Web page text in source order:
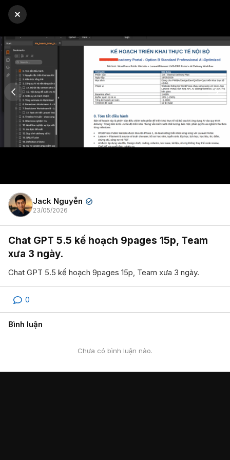
Jack Nguyễn ✔
23/05/2026
Chat GPT 5.5 kế hoạch 9pages 15p, Team
xưa 3 ngày.
Chat GPT 5.5 kế hoạch 9pages 15p, Team xưa 3 ngày.
0
Bình luận
Chưa có bình luận nào.